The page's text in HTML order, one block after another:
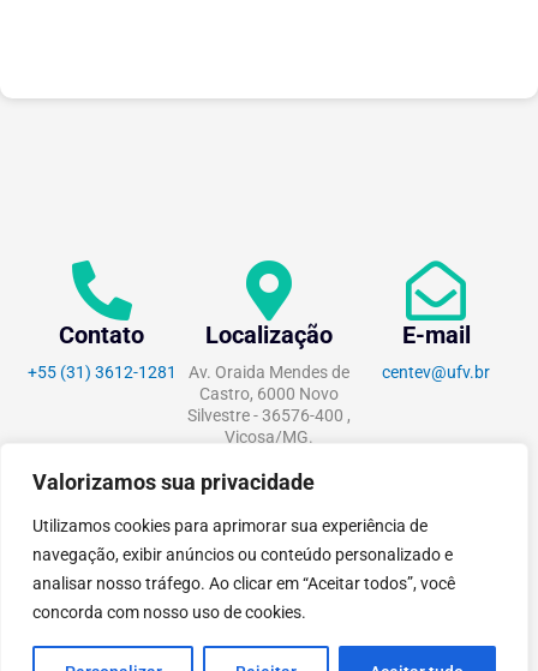
Valorizamos sua privacidade
Utilizamos cookies para aprimorar sua experiência de
navegação, exibir anúncios ou conteúdo personalizado e
analisar nosso tráfego. Ao clicar em “Aceitar todos”, você
concorda com nosso uso de cookies.
Contato
+55 (31) 3612-1281
Localização
Av. Oraida Mendes de
Castro, 6000 Novo
Silvestre - 36576-400 ,
Viçosa/MG.
E-mail
centev@ufv.br
tecnoPARQ © 2021 porDigital
Pixel